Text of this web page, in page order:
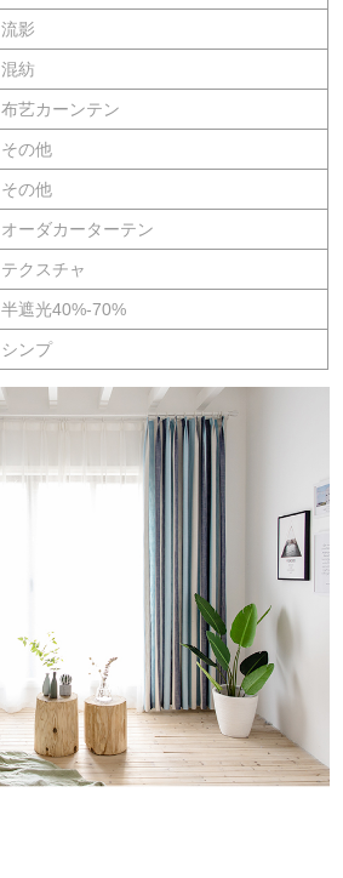
流影
混紡
布艺カーンテン
その他
その他
オーダカーターテン
テクスチャ
半遮光40%-70%
シンプ